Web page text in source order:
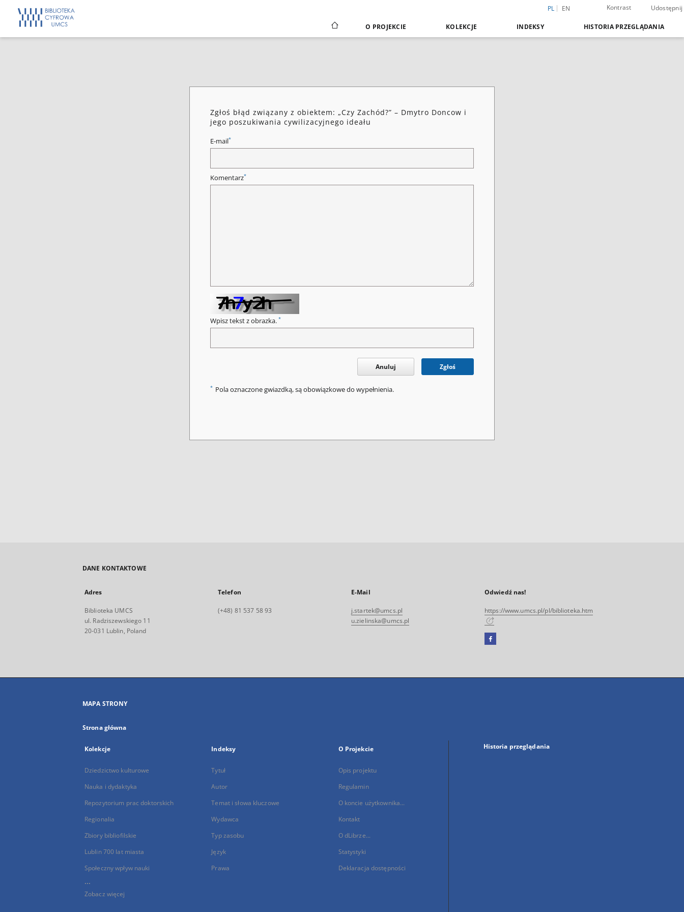
PL EN Kontrast Udostępnij
O PROJEKCIE KOLEKCJE INDEKSY HISTORIA PRZEGLĄDANIA
Zgłoś błąd związany z obiektem: „Czy Zachód?” – Dmytro Doncow i
jego poszukiwania cywilizacyjnego ideału
E-mail*
Komentarz*
Wpisz tekst z obrazka. *
Anuluj Zgłoś
* Pola oznaczone gwiazdką, są obowiązkowe do wypełnienia.
DANE KONTAKTOWE
Adres
Biblioteka UMCS
ul. Radziszewskiego 11
20-031 Lublin, Poland
Telefon
(+48) 81 537 58 93
E-Mail
j.startek@umcs.pl
u.zielinska@umcs.pl
Odwiedź nas!
https://www.umcs.pl/pl/biblioteka.htm
Facebook
się
MAPA STRONY
Strona główna
Kolekcje
Dziedzictwo kulturowe
Nauka i dydaktyka
Repozytorium prac doktorskich
Regionalia
Zbiory bibliofilskie
Lublin 700 lat miasta
Społeczny wpływ nauki
...
Zobacz więcej
Indeksy
Tytuł
Autor
Temat i słowa kluczowe
Wydawca
Typ zasobu
Język
Prawa
O Projekcie
Opis projektu
Regulamin
O koncie użytkownika...
Kontakt
O dLibrze...
Statystyki
Deklaracja dostępności
Historia przeglądania